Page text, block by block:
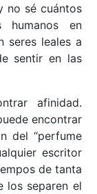
no sé cuántos
humanos en
seres leales a
sentir en las
afinidad.
encontrar
del “perfume
escritor
de tanta
los separen el